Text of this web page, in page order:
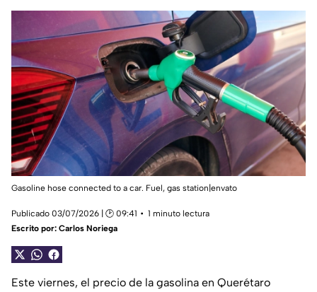
Gasoline hose connected to a car. Fuel, gas station|envato
Publicado 03/07/2026 | 🕑 09:41
1 minuto lectura
Escrito por: Carlos Noriega
Este viernes, el precio de la gasolina en Querétaro